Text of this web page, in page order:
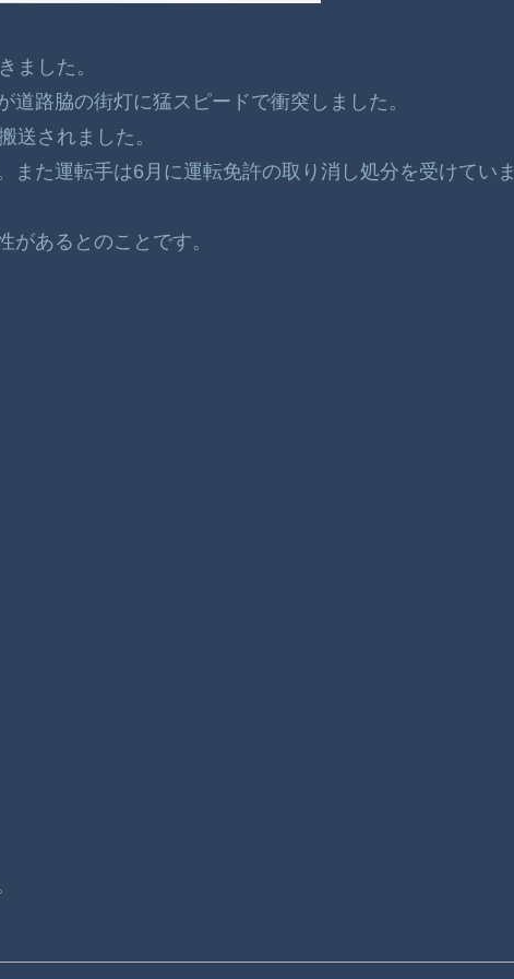
ました。
路脇の街灯に猛スピードで衝突しました。
送されました。
また運転手は6月に運転免許の取り消し処分を受けていま
あるとのことです。